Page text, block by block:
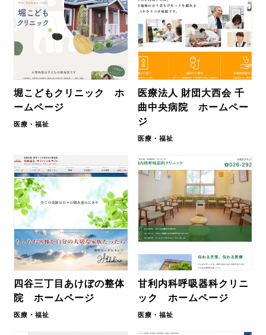
堀こどもクリニック ホ
ームページ
医療・福祉
医療法人 財団大西会 千
曲中央病院 ホームペー
ジ
医療・福祉
四谷三丁目あけぼの整体
院 ホームページ
医療・福祉
甘利内科呼吸器科クリニ
ック ホームページ
医療・福祉